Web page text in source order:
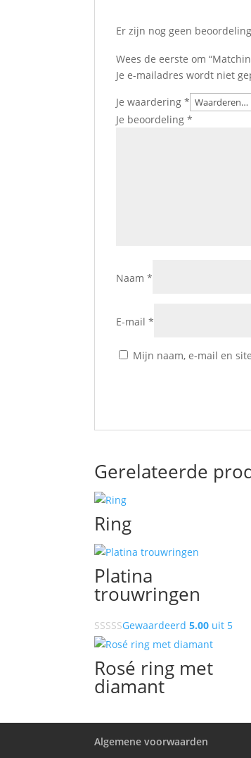
Er zijn nog geen
Wees de eerste om
Je e-mailadres wordt niet
Je waardering*
Je beoordeling*
Naam*
E-mail*
Mijn naam, e-mail en
Gerelateerde
Ring
Platina
trouwringen
Gewaardeerd5.00 uit 5
Rosé ring met
diamant
Algemene voorwaarden